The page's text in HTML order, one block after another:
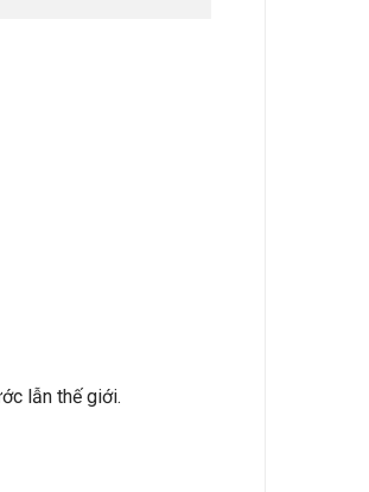
lẫn thế giới.